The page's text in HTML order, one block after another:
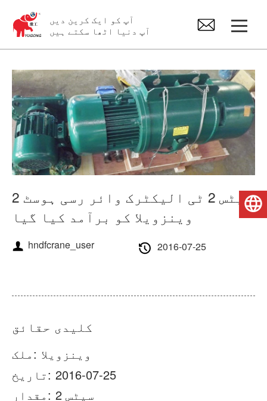
آپ کو ایک کرین دیں
آپ دنیا اٹھا سکتے ہیں
Gantry کرین
اوور ہیڈ کرین
جِب کرین
الیکٹرک ہوسٹ
کرین اسپیئر پارٹس
ہم سے رابطہ کریں
2 سیٹس 2 ٹی الیکٹرک وائر رسی ہوسٹ
وینزویلا کو برآمد کیا گیا
hndfcrane_user 2016-07-25
کلیدی حقائق
ملک: وینزویلا
تاریخ: 2016-07-25
مقدار:
2 سیٹس
اردو